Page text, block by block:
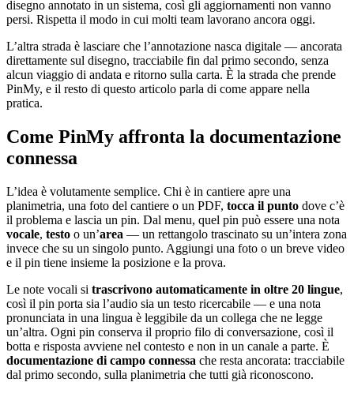
disegno annotato in un sistema, così gli aggiornamenti non vanno
persi. Rispetta il modo in cui molti team lavorano ancora oggi.
L’altra strada è lasciare che l’annotazione nasca digitale — ancorata
direttamente sul disegno, tracciabile fin dal primo secondo, senza
alcun viaggio di andata e ritorno sulla carta. È la strada che prende
PinMy, e il resto di questo articolo parla di come appare nella
pratica.
Come PinMy affronta la documentazione
connessa
L’idea è volutamente semplice. Chi è in cantiere apre una
planimetria, una foto del cantiere o un PDF, tocca il punto dove c’è
il problema e lascia un pin. Dal menu, quel pin può essere una nota
vocale, testo o un’area — un rettangolo trascinato su un’intera zona
invece che su un singolo punto. Aggiungi una foto o un breve video
e il pin tiene insieme la posizione e la prova.
Le note vocali si trascrivono automaticamente in oltre 20 lingue,
così il pin porta sia l’audio sia un testo ricercabile — e una nota
pronunciata in una lingua è leggibile da un collega che ne legge
un’altra. Ogni pin conserva il proprio filo di conversazione, così il
botta e risposta avviene nel contesto e non in un canale a parte. È
documentazione di campo connessa che resta ancorata: tracciabile
dal primo secondo, sulla planimetria che tutti già riconoscono.